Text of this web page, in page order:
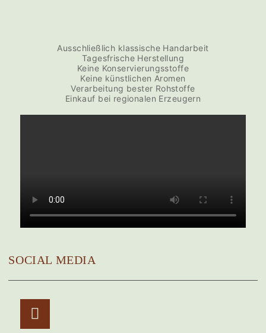
Ausschließlich klassische Handarbeit
Tagesfrische Herstellung
Keine Konservierungsstoffe
Keine künstlichen Aromen
Verarbeitung bester Rohstoffe
Einkauf bei regionalen Erzeugern
SOCIAL MEDIA